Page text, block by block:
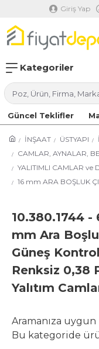
Giriş Yap
Kategoriler
Güncel Teklifler
İNŞAAT ÜSTYAPI
CAMLAR, AYNALAR,
YALITIMLI CAMLAR ve
16 mm ARA BOŞLUK
10.380.1744 -
mm Ara
Güneş
Renksiz 0,38
Yalıtım
Aramanıza
Bu kategoride